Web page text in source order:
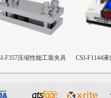
F357压缩性能工装夹具 CSI-F1144